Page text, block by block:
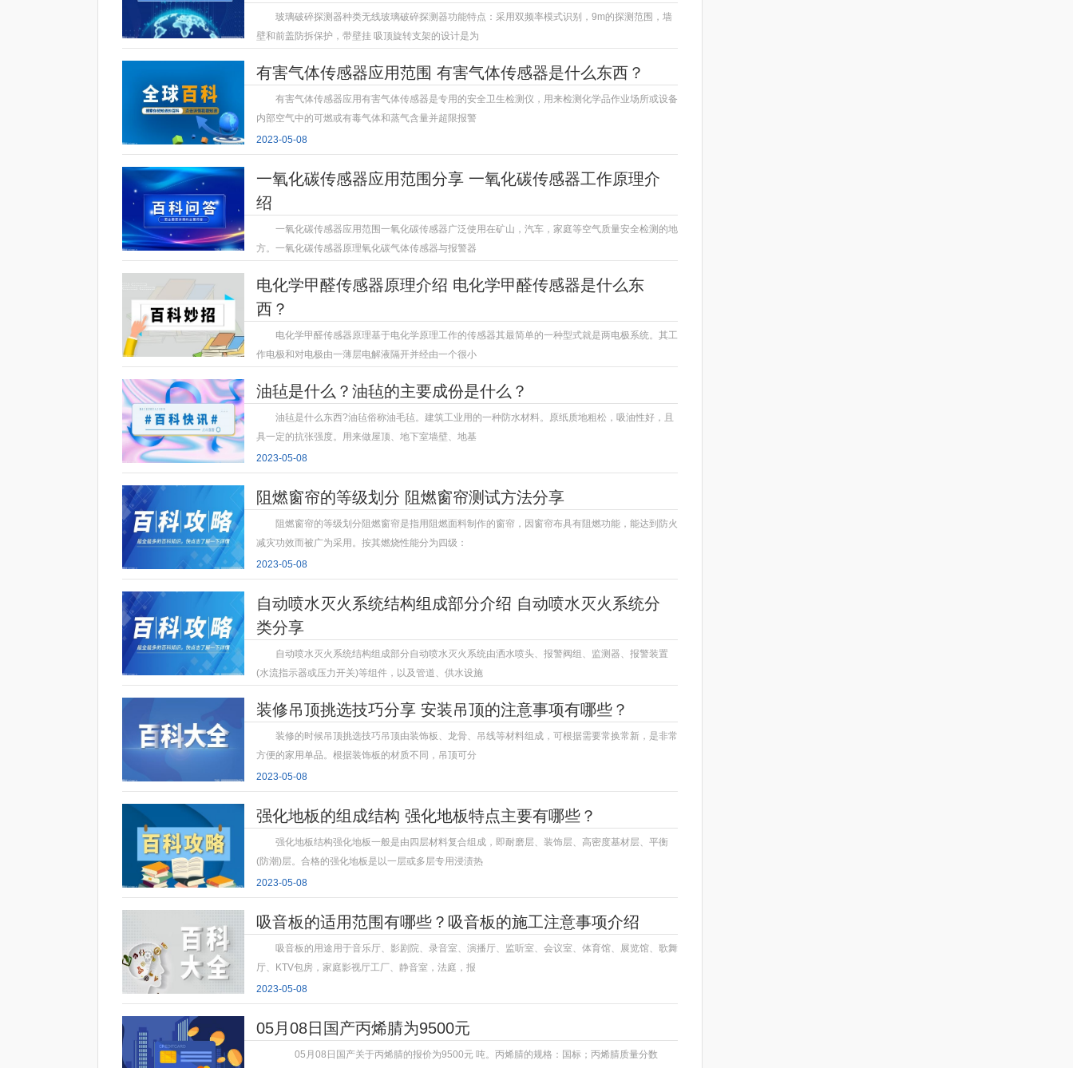
玻璃破碎探测器种类无线玻璃破碎探测器功能特点：采用双频率模式识别，9m的探测范围，墙
壁和前盖防拆保护，带壁挂 吸顶旋转支架的设计是为
有害气体传感器应用范围 有害气体传感器是什么东西？
有害气体传感器应用有害气体传感器是专用的安全卫生检测仪，用来检测化学品作业场所或设备
内部空气中的可燃或有毒气体和蒸气含量并超限报警
2023-05-08
一氧化碳传感器应用范围分享 一氧化碳传感器工作原理介
绍
一氧化碳传感器应用范围一氧化碳传感器广泛使用在矿山，汽车，家庭等空气质量安全检测的地
方。一氧化碳传感器原理氧化碳气体传感器与报警器
电化学甲醛传感器原理介绍 电化学甲醛传感器是什么东
西？
电化学甲醛传感器原理基于电化学原理工作的传感器其最简单的一种型式就是两电极系统。其工
作电极和对电极由一薄层电解液隔开并经由一个很小
油毡是什么？油毡的主要成份是什么？
油毡是什么东西?油毡俗称油毛毡。建筑工业用的一种防水材料。原纸质地粗松，吸油性好，且
具一定的抗张强度。用来做屋顶、地下室墙壁、地基
2023-05-08
阻燃窗帘的等级划分 阻燃窗帘测试方法分享
阻燃窗帘的等级划分阻燃窗帘是指用阻燃面料制作的窗帘，因窗帘布具有阻燃功能，能达到防火
减灾功效而被广为采用。按其燃烧性能分为四级：
2023-05-08
自动喷水灭火系统结构组成部分介绍 自动喷水灭火系统分
类分享
自动喷水灭火系统结构组成部分自动喷水灭火系统由洒水喷头、报警阀组、监测器、报警装置
(水流指示器或压力开关)等组件，以及管道、供水设施
装修吊顶挑选技巧分享 安装吊顶的注意事项有哪些？
装修的时候吊顶挑选技巧吊顶由装饰板、龙骨、吊线等材料组成，可根据需要常换常新，是非常
方便的家用单品。根据装饰板的材质不同，吊顶可分
2023-05-08
强化地板的组成结构 强化地板特点主要有哪些？
强化地板结构强化地板一般是由四层材料复合组成，即耐磨层、装饰层、高密度基材层、平衡
(防潮)层。合格的强化地板是以一层或多层专用浸渍热
2023-05-08
吸音板的适用范围有哪些？吸音板的施工注意事项介绍
吸音板的用途用于音乐厅、影剧院、录音室、演播厅、监听室、会议室、体育馆、展览馆、歌舞
厅、KTV包房，家庭影视厅工厂、静音室，法庭，报
2023-05-08
05月08日国产丙烯腈为9500元
05月08日国产关于丙烯腈的报价为9500元 吨。丙烯腈的规格：国标；丙烯腈质量分数